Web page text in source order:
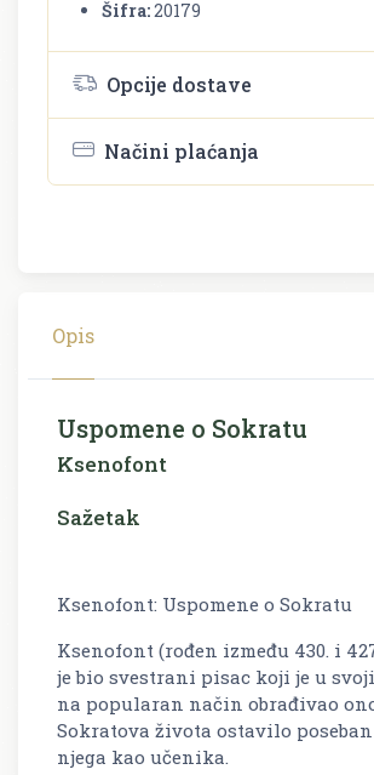
Šifra:20179
Opcije dostave
Načini plaćanja
Opis
Uspomene o Sokratu
Ksenofont
Sažetak
Ksenofont: Uspomene o Sokratu
Ksenofont (rođen između 430. i
je bio svestrani pisac koji je u
na popularan način obrađivao
Sokratova života ostavilo
njega kao učenika.